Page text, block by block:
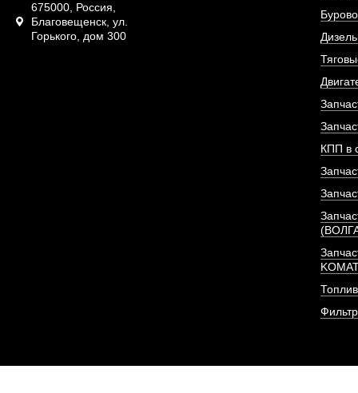
ТНВД (топливный
АРТИКУЛ:
ПОД
675000, Россия,
Благовещенск, ул.
Горького, дом 300
КПП в